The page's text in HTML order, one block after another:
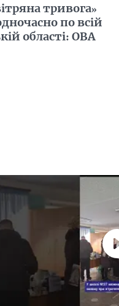
тривога»
по всій
області: ОВА